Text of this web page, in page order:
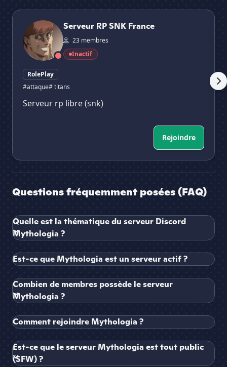
Serveur RP SNK France
Serveur RP SNK France
23 membres
Inactif
RolePlay
#attaque# titans
Serveur rp libre (snk)
Rejoindre
Questions fréquemment posées (FAQ)
Quelle est la thématique du serveur Discord
Mythologia ?
Est-ce que Mythologia est un serveur actif ?
Combien de membres possède le serveur
Mythologia ?
Comment rejoindre Mythologia ?
Est-ce que le serveur Mythologia est tout public
(SFW) ?